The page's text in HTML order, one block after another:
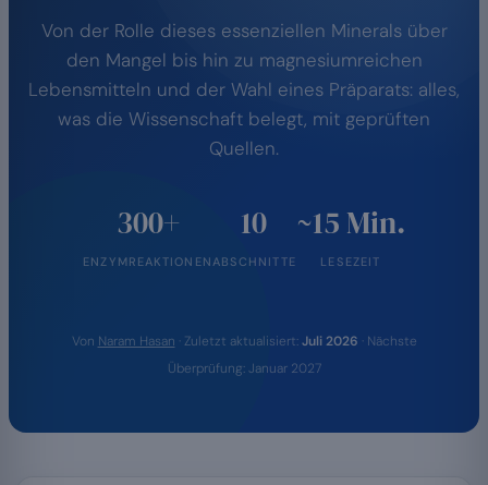
Von der Rolle dieses essenziellen Minerals über
den Mangel bis hin zu magnesiumreichen
Lebensmitteln und der Wahl eines Präparats: alles,
was die Wissenschaft belegt, mit geprüften
Quellen.
300+
ENZYMREAKTIONEN
10
ABSCHNITTE
~15 Min.
LESEZEIT
Von Naram Hasan · Zuletzt aktualisiert:Juli 2026 · Nächste
Überprüfung: Januar 2027